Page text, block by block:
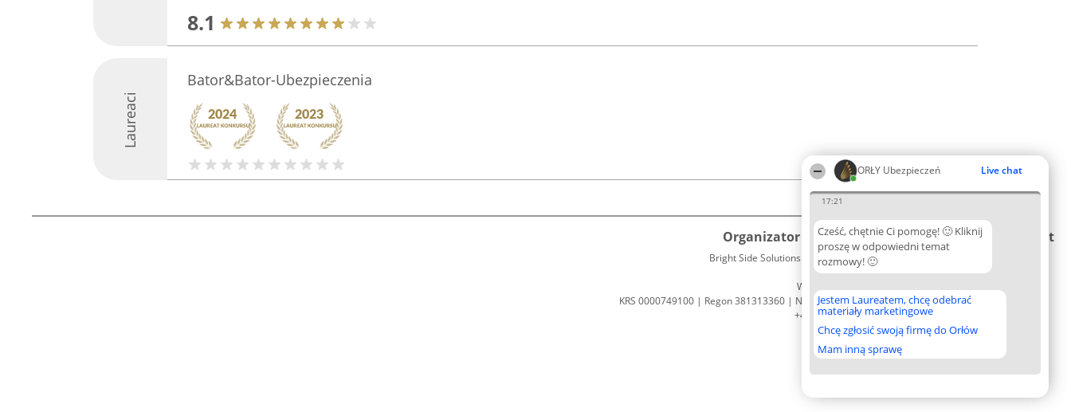
ORŁY Ubezpieczeń Live chat
17:21
Cześć, chętnie Ci pomogę! 🙂 Kliknij
proszę w odpowiedni temat
rozmowy! 🙂
Jestem Laureatem, chcę odebrać
materiały marketingowe
Chcę zgłosić swoją firmę do Orłów
Mam inną sprawę
8.1
Laureaci
Bator&Bator-Ubezpieczenia
Organizator plebiscytu
Bright Side Solutions sp. z o. o. sp. k.
ul. Ruska 22
Wrocław 50-079
KRS 0000749100 | Regon 381313360 | NIP 8943132676
+48 508 492 400
Plebiscyt
Lista
Laureatów
Zasady
Regulamin
Prywatności
Kontakt